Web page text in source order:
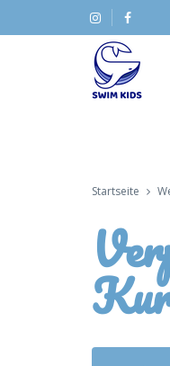
Startseite